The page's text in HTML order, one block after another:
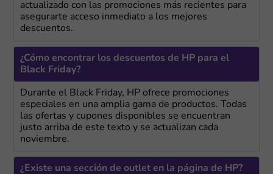
actualizado con las promociones más recientes para
asegurarte acceso inmediato a los mejores
descuentos.
¿Cómo encontrar los descuentos de HP para el
Black Friday?
Durante el Black Friday, HP ofrece promociones
especiales en una amplia gama de productos. Todas
las ofertas y cupones disponibles se encuentran
justo arriba de este texto y se actualizan cada
noviembre.
¿Existe una sección de outlet en la página de HP?